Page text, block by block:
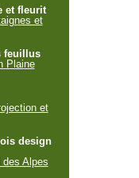
et fleurit
et
feuillus
Plaine
et
design
Alpes